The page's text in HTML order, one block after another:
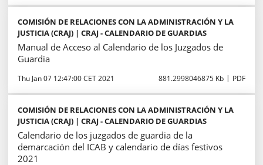
COMISIÓN DE RELACIONES CON LA ADMINISTRACIÓN Y LA
JUSTICIA (CRAJ) | CRAJ - CALENDARIO DE GUARDIAS
Manual de Acceso al Calendario de los Juzgados de
Guardia
Thu Jan 07 12:47:00 CET 2021 881.2998046875 Kb PDF
COMISIÓN DE RELACIONES CON LA ADMINISTRACIÓN Y LA
JUSTICIA (CRAJ) | CRAJ - CALENDARIO DE GUARDIAS
Calendario de los juzgados de guardia de la
demarcación del ICAB y calendario de días festivos
2021